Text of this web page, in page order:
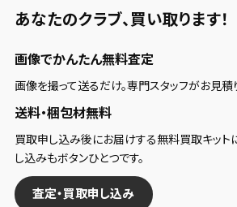
あなたのクラブ、 買い取ります！
画像でかんたん無料査定
画像を撮って送るだけ。専門スタッフがお見積
送料・梱包材無料
買取申し込み後にお届けする無料買取キット
し込みもボタンひとつです。
査定・買取申し込み